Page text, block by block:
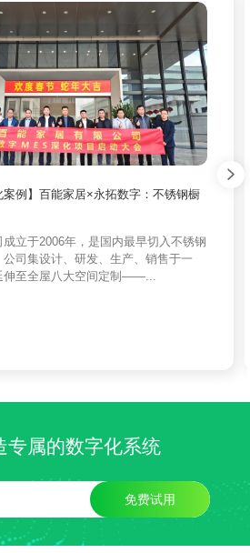
案例】百能家居×永拓数字：不锈钢橱
立于2006年，是国内最早切入不锈钢
司集设计、研发、生产、销售于一
伸至全屋八大空间定制——...
专属的数字化系统
免费试用